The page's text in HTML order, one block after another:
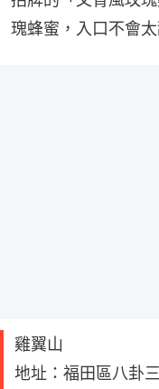
瑰蜂蜜，入口不會
雞翼山
地址：福田區八卦